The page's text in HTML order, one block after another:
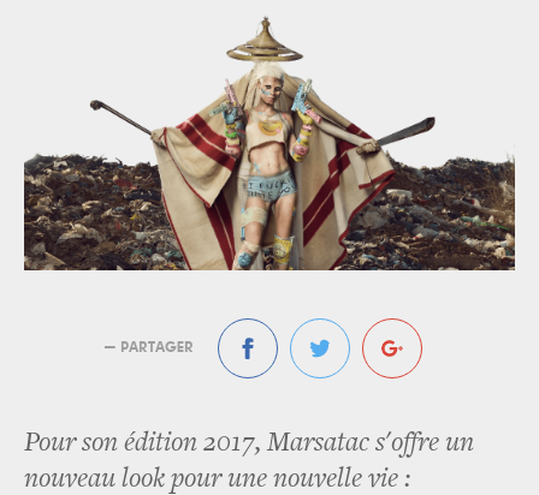
— PARTAGER
Pour son édition 2017, Marsatac s'offre un
nouveau look pour une nouvelle vie :